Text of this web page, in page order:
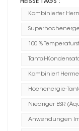
HEISSE TAGS :
Kombinierter
100 %
Tantal-
Kombiniert
Hochenergie-
Niedriger ESR
Anwendungen